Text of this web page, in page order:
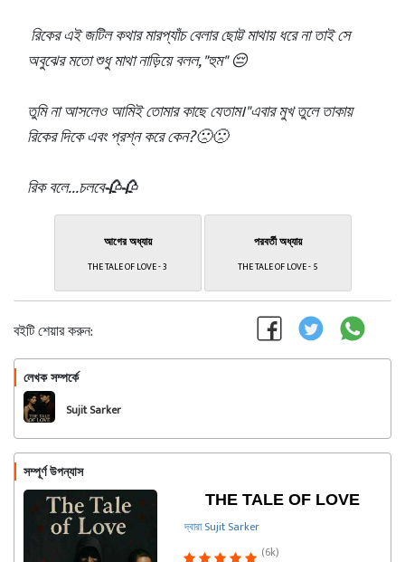
রিকের এই জটিল কথার মারপ্যাঁচ বেলার ছোট্ট মাথায় ধরে না তাই সে
অবুঝের মতো শুধু মাথা নাড়িয়ে বলল, "হুম" 😔
তুমি না আসলেও আমিই তোমার কাছে যেতাম।"এবার মুখ তুলে তাকায়
রিকের দিকে এবং প্রশ্ন করে কেন?🙁🙁
রিক বলে...চলবে🥀🥀
আগের অধ্যায়
THE TALE OF LOVE - 3
পরবর্তী অধ্যায়
THE TALE OF LOVE - 5
বইটি শেয়ার করুন:
লেখক সম্পর্কে
Sujit Sarker
সম্পূর্ণ উপন্যাস
THE TALE OF LOVE
দ্বারা Sujit Sarker
(6k)